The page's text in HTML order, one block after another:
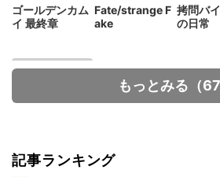
ゴールデンカム
イ 最終章
Fate/strange F
ake
拷問バ
の日常
もっとみる（67
記事ランキング